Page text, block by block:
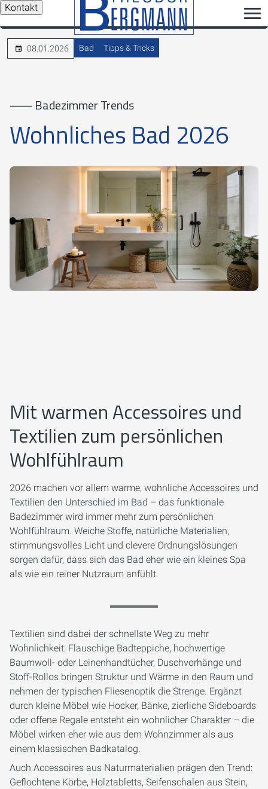
Kontakt
08.01.2026 Bad Tipps & Tricks
⸺ Badezimmer Trends
Wohnliches Bad 2026
Mit warmen Accessoires und
Textilien zum persönlichen
Wohlfühlraum
2026 machen vor allem warme, wohnliche Accessoires und
Textilien den Unterschied im Bad – das funktionale
Badezimmer wird immer mehr zum persönlichen
Wohlfühlraum. Weiche Stoffe, natürliche Materialien,
stimmungsvolles Licht und clevere Ordnungslösungen
sorgen dafür, dass sich das Bad eher wie ein kleines Spa
als wie ein reiner Nutzraum anfühlt.
Textilien sind dabei der schnellste Weg zu mehr
Wohnlichkeit: Flauschige Badteppiche, hochwertige
Baumwoll- oder Leinenhandtücher, Duschvorhänge und
Stoff-Rollos bringen Struktur und Wärme in den Raum und
nehmen der typischen Fliesenoptik die Strenge. Ergänzt
durch kleine Möbel wie Hocker, Bänke, zierliche Sideboards
oder offene Regale entsteht ein wohnlicher Charakter – die
Möbel wirken eher wie aus dem Wohnzimmer als aus
einem klassischen Badkatalog.
Auch Accessoires aus Naturmaterialien prägen den Trend:
Geflochtene Körbe, Holztabletts, Seifenschalen aus Stein,